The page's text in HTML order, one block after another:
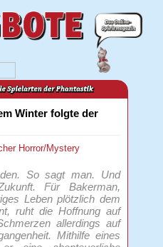
Winter folgte der
Horror/Mystery
So sagt man. Und
Für Bakerman,
Leben plötzlich dem
ruht die Hoffnung auf
allerdings auf
Mithilfe eines